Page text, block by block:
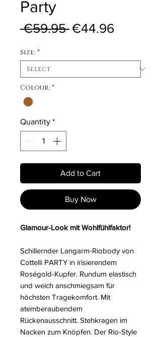
Party
€59.95 Regular Price
€44.96
Size: *
Colour: *
Quantity *
Add to Cart
Buy Now
Glamour-Look mit Wohlfühlfaktor!
Schillernder Langarm-Riobody von
Cottelli PARTY in irisierendem
Roségold-Kupfer. Rundum elastisch
und weich anschmiegsam für
höchsten Tragekomfort. Mit
atemberaubendem
Rückenausschnitt. Stehkragen im
Nacken zum Knöpfen. Der Rio-Style